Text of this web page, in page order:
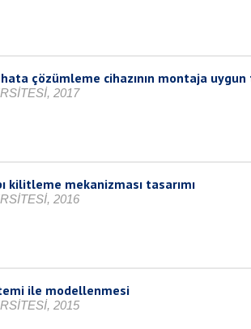
çözümleme cihazının montaja uygun
2017
kilitleme mekanizması tasarımı
2016
ile modellenmesi
2015